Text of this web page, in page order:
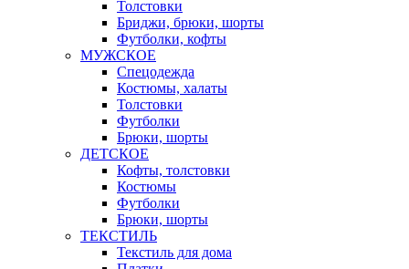
Толстовки
Бриджи, брюки, шорты
Футболки, кофты
МУЖСКОЕ
Спецодежда
Костюмы, халаты
Толстовки
Футболки
Брюки, шорты
ДЕТСКОЕ
Кофты, толстовки
Костюмы
Футболки
Брюки, шорты
ТЕКСТИЛЬ
Текстиль для дома